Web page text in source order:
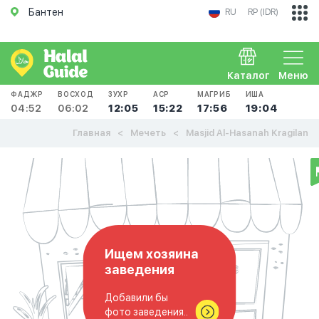
Бантен RU RP (IDR)
Меню
Каталог
ФАДЖР
04:52
ВОСХОД
06:02
ЗУХР
12:05
АСР
15:22
МАГРИБ
17:56
ИША
19:04
Главная Мечеть Masjid Al-Hasanah Kragilan
Ищем хозяина
заведения
Добавили бы
фото заведения..